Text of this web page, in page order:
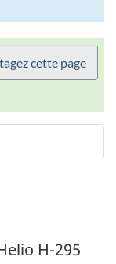
cette page
H-295